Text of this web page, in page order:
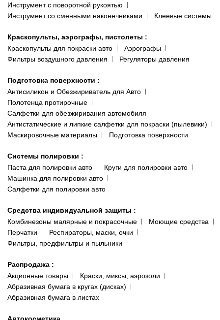
Инструмент с поворотной рукоятью
Инструмент со сменными наконечниками
Клеевые системы
Краскопульты, аэрографы, пистолеты :
Краскопульты для покраски авто
Аэрографы
Фильтры воздушного давления
Регуляторы давления
Подготовка поверхности :
Антисиликон и Обезжириватель для Авто
Полотенца протирочные
Салфетки для обезжиривания автомобиля
Антистатические и липкие салфетки для покраски (пылевики)
Маскировочные материалы
Подготовка поверхности
Системы полировки :
Паста для полировки авто
Круги для полировки авто
Машинка для полировки авто
Салфетки для полировки авто
Средства индивидуальной защиты :
Комбинезоны малярные и покрасочные
Моющие средства
Перчатки
Респираторы, маски, очки
Фильтры, предфильтры и пыльники
Распродажа :
Акционные товары
Краски, миксы, аэрозоли
Абразивная бумага в кругах (дисках)
Абразивная бумага в листах